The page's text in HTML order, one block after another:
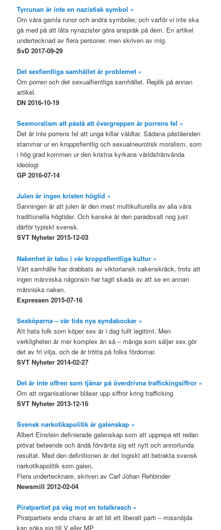
Tyrrunan är inte en nazistisk symbol »
Om våra gamla runor och andra symboler, och varför vi inte ska
gå med på att låta nynazister göra anspråk på dem. En artikel
undertecknad av flera personer, men skriven av mig.
SvD 2017-09-29
Det sexfientliga samhället är problemet »
Om porren och det sexualfientliga samhället. Replik på annan
artikel.
DN 2016-10-19
Sexmoralism att påstå att övergreppen är porrens fel »
Det är inte porrens fel att unga killar våldtar. Sådana påståenden
stammar ur en kroppsfientlig och sexualneurotisk moralism, som
i hög grad kommen ur den kristna kyrkans världsfrånvända
ideologi
GP 2016-07-14
Julen är ingen kristen högtid »
Sanningen är att julen är den mest multikulturella av alla våra
traditionella högtider. Och kanske är den paradoxalt nog just
därför typiskt svensk.
SVT Nyheter 2015-12-03
Nakenhet är tabu i vår kroppsfientliga kultur »
Vårt samhälle har drabbats av viktoriansk nakenskräck, trots att
ingen människa någonsin har tagit skada av att se en annan
människa naken.
Expressen 2015-07-16
Sexköparna – vår tids nya syndabockar »
Att hata folk som köper sex är i dag fullt legitimt. Men
verkligheten är mer komplex än så – många som säljer sex gör
det av fri vilja, och de är trötta på folks fördomar.
SVT Nyheter 2014-02-27
Det är inte offren som tjänar på överdrivna traffickingsiffror »
Om att organisationer blåser upp siffror kring trafficking
SVT Nyheter 2013-12-16
Svensk narkotikapolitik är galenskap »
Albert Einstein definierade galenskap som att upprepa ett redan
prövat beteende och ändå förvänta sig ett nytt och annorlunda
resultat. Med den definitionen är det logiskt att betrakta svensk
narkotikapolitik som galen.
Flera undertecknare, skriven av Carl Johan Rehbinder
Newsmill 2012-02-04
Piratpartiet på väg mot en totalkrasch »
Piratpartiets enda chans är att bli ett liberalt parti – missnöjda
kan söka sig till V eller MP.